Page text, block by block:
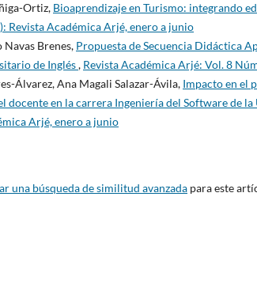
Ortiz, Bioaprendizaje en Turismo: integrando
Revista Académica Arjé, enero a junio
Brenes, Propuesta de Secuencia Didáctica
de Inglés, Revista Académica Arjé: Vol. 8
Álvarez, Ana Magali Salazar-Ávila, Impacto en el
docente en la carrera Ingeniería del Software de la
Arjé, enero a junio
una búsqueda de similitud avanzada para este